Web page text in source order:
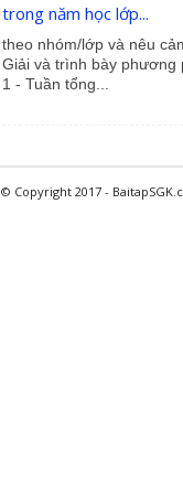
trong năm học lớp...
theo nhóm/lớp và nêu
Giải và trình bày phương
1 - Tuần tổng...
© Copyright 2017 -